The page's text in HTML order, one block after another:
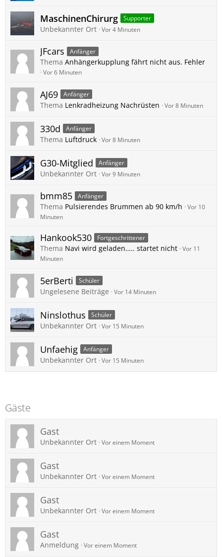
MaschinenChirurg Supporter
Unbekannter Ort Vor 4 Minuten
JFcars Anfänger
Thema Anhängerkupplung fährt nicht aus. Fehler
Vor 6 Minuten
AJ69 Anfänger
Thema Lenkradheizung Nachrüsten Vor 8 Minuten
330d Anfänger
Thema Luftdruck Vor 8 Minuten
G30-Mitglied Anfänger
Unbekannter Ort Vor 9 Minuten
bmm85 Anfänger
Thema Pulsierendes Brummen ab 90 km/h
Vor 10
Minuten
Hankook530 Fortgeschrittener
Thema Navi wird geladen….. startet nicht Vor 11
Minuten
5erBerti Schüler
Ungelesene Beiträge Vor 14 Minuten
Ninslothus Schüler
Unbekannter Ort Vor 15 Minuten
Unfaehig Anfänger
Unbekannter Ort Vor 15 Minuten
Gäste
Gast
Unbekannter Ort Vor einem Moment
Gast
Unbekannter Ort Vor einem Moment
Gast
Unbekannter Ort Vor einem Moment
Gast
Anmeldung Vor einem Moment